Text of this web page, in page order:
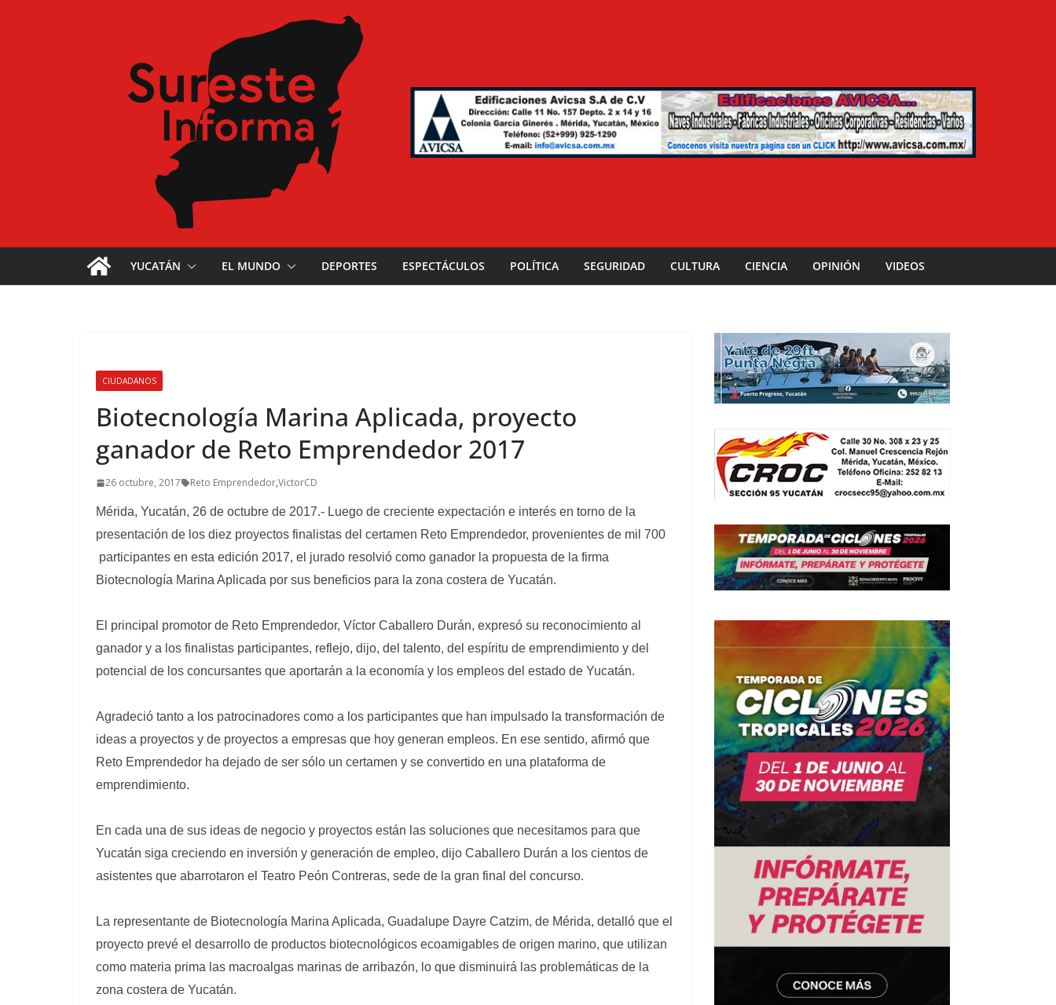
YUCATÁN EL MUNDO DEPORTES ESPECTÁCULOS POLÍTICA SEGURIDAD CULTURA CIENCIA OPINIÓN VIDEOS
CIUDADANOS
Biotecnología Marina Aplicada, proyecto
ganador de Reto Emprendedor 2017
26 octubre, 2017 Reto Emprendedor,VictorCD
Mérida, Yucatán, 26 de octubre de 2017.- Luego de creciente expectación e interés en torno de la
presentación de los diez proyectos finalistas del certamen Reto Emprendedor, provenientes de mil 700
participantes en esta edición 2017, el jurado resolvió como ganador la propuesta de la firma
Biotecnología Marina Aplicada por sus beneficios para la zona costera de Yucatán.
El principal promotor de Reto Emprendedor, Víctor Caballero Durán, expresó su reconocimiento al
ganador y a los finalistas participantes, reflejo, dijo, del talento, del espíritu de emprendimiento y del
potencial de los concursantes que aportarán a la economía y los empleos del estado de Yucatán.
Agradeció tanto a los patrocinadores como a los participantes que han impulsado la transformación de
ideas a proyectos y de proyectos a empresas que hoy generan empleos. En ese sentido, afirmó que
Reto Emprendedor ha dejado de ser sólo un certamen y se convertido en una plataforma de
emprendimiento.
En cada una de sus ideas de negocio y proyectos están las soluciones que necesitamos para que
Yucatán siga creciendo en inversión y generación de empleo, dijo Caballero Durán a los cientos de
asistentes que abarrotaron el Teatro Peón Contreras, sede de la gran final del concurso.
La representante de Biotecnología Marina Aplicada, Guadalupe Dayre Catzim, de Mérida, detalló que el
proyecto prevé el desarrollo de productos biotecnológicos ecoamigables de origen marino, que utilizan
como materia prima las macroalgas marinas de arribazón, lo que disminuirá las problemáticas de la
zona costera de Yucatán.